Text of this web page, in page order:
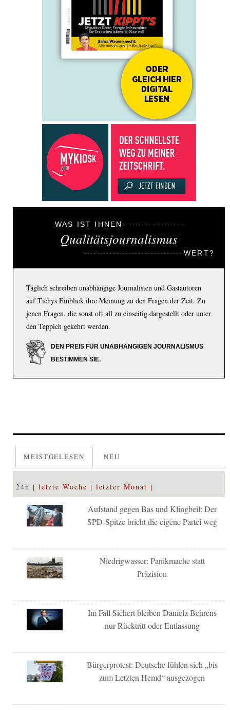
WAS IST IHNEN
Qualitätsjournalismus
WERT?
Täglich schreiben unabhängige Journalisten und Gastautoren
auf Tichys Einblick ihre Meinung zu den Fragen der Zeit. Zu
jenen Fragen, die sonst oft all zu einseitig dargestellt oder unter
den Teppich gekehrt werden.
DEN PREIS FÜR UNABHÄNGIGEN JOURNALISMUS
BESTIMMEN SIE.
MEISTGELESEN NEU
24h letzte Woche letzter Monat
Aufstand gegen Bas und Klingbeil: Der
SPD-Spitze bricht die eigene Partei weg
Niedrigwasser: Panikmache statt
Präzision
Im Fall Sichert bleiben Daniela Behrens
nur Rücktritt oder Entlassung
Bürgerprotest: Deutsche fühlen sich „bis
zum Letzten Hemd“ ausgezogen